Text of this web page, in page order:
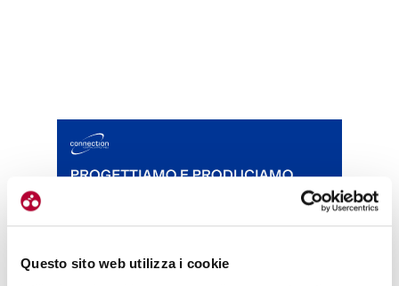
Questo sito web utilizza i cookie